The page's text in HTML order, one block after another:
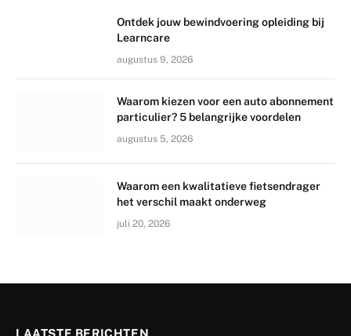
Ontdek jouw bewindvoering opleiding bij
Learncare
augustus 9, 2026
Waarom kiezen voor een auto abonnement
particulier? 5 belangrijke voordelen
augustus 5, 2026
Waarom een kwalitatieve fietsendrager
het verschil maakt onderweg
juli 20, 2026